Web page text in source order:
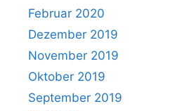
Februar 2020
Dezember 2019
November 2019
Oktober 2019
September 2019